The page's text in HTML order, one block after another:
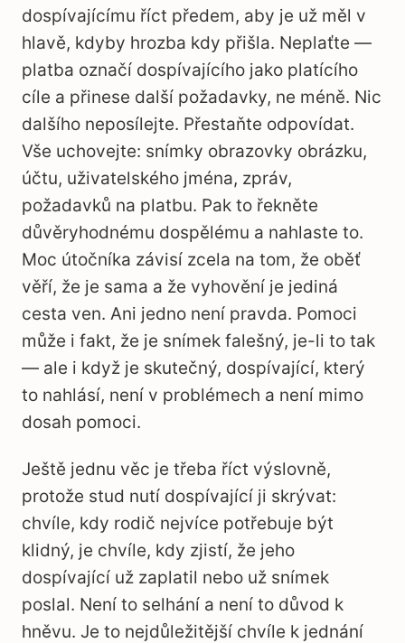
dospívajícímu říct předem, aby je už měl v
hlavě, kdyby hrozba kdy přišla. Neplaťte —
platba označí dospívajícího jako platícího
cíle a přinese další požadavky, ne méně. Nic
dalšího neposílejte. Přestaňte odpovídat.
Vše uchovejte: snímky obrazovky obrázku,
účtu, uživatelského jména, zpráv,
požadavků na platbu. Pak to řekněte
důvěryhodnému dospělému a nahlaste to.
Moc útočníka závisí zcela na tom, že oběť
věří, že je sama a že vyhovění je jediná
cesta ven. Ani jedno není pravda. Pomoci
může i fakt, že je snímek falešný, je-li to tak
— ale i když je skutečný, dospívající, který
to nahlásí, není v problémech a není mimo
dosah pomoci.
Ještě jednu věc je třeba říct výslovně,
protože stud nutí dospívající ji skrývat:
chvíle, kdy rodič nejvíce potřebuje být
klidný, je chvíle, kdy zjistí, že jeho
dospívající už zaplatil nebo už snímek
poslal. Není to selhání a není to důvod k
hněvu. Je to nejdůležitější chvíle k jednání